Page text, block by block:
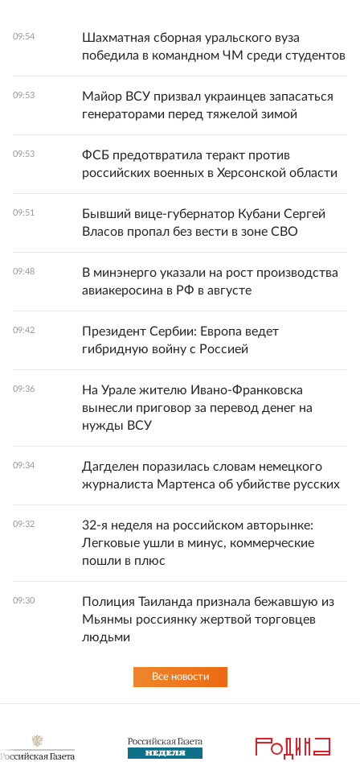
09:54
Шахматная сборная уральского вуза
победила в командном ЧМ среди студентов
09:53
Майор ВСУ призвал украинцев запасаться
генераторами перед тяжелой зимой
09:53
ФСБ предотвратила теракт против
российских военных в Херсонской области
09:51
Бывший вице‑губернатор Кубани Сергей
Власов пропал без вести в зоне СВО
09:48
В минэнерго указали на рост производства
авиакеросина в РФ в августе
09:42
Президент Сербии: Европа ведет
гибридную войну с Россией
09:36
На Урале жителю Ивано-Франковска
вынесли приговор за перевод денег на
нужды ВСУ
09:34
Дагделен поразилась словам немецкого
журналиста Мартенса об убийстве русских
09:32
32-я неделя на российском авторынке:
Легковые ушли в минус, коммерческие
пошли в плюс
09:30
Полиция Таиланда признала бежавшую из
Мьянмы россиянку жертвой торговцев
людьми
Все новости